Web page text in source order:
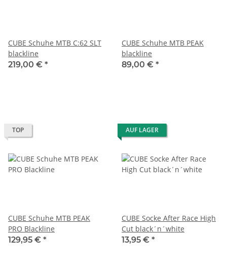
CUBE Schuhe MTB C:62 SLT
blackline
219,00 € *
CUBE Schuhe MTB PEAK
blackline
89,00 € *
TOP
CUBE Schuhe MTB PEAK
PRO Blackline
129,95 € *
AUF LAGER
CUBE Socke After Race High
Cut black´n´white
13,95 € *